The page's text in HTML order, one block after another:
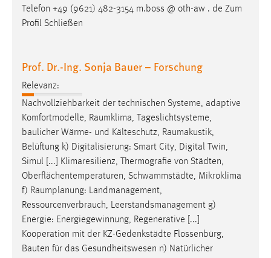
Telefon +49 (9621) 482-3154 m.boss @ oth-aw . de Zum
Profil Schließen
Prof. Dr.-Ing. Sonja Bauer – Forschung
Relevanz:
Nachvollziehbarkeit der technischen Systeme, adaptive
Komfortmodelle, Raumklima, Tageslichtsysteme,
baulicher Wärme- und Kälteschutz, Raumakustik,
Belüftung k) Digitalisierung: Smart City, Digital Twin,
Simul [...] Klimaresilienz, Thermografie von Städten,
Oberflächentemperaturen, Schwammstädte, Mikroklima
f) Raumplanung: Landmanagement,
Ressourcenverbrauch, Leerstandsmanagement g)
Energie: Energiegewinnung, Regenerative [...]
Kooperation mit der KZ-Gedenkstädte Flossenbürg,
Bauten für das Gesundheitswesen n) Natürlicher